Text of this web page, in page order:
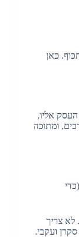
כאן
אליו,
ומתוכה
(כדי
מההפתעות. לא צריך
ועקבי.